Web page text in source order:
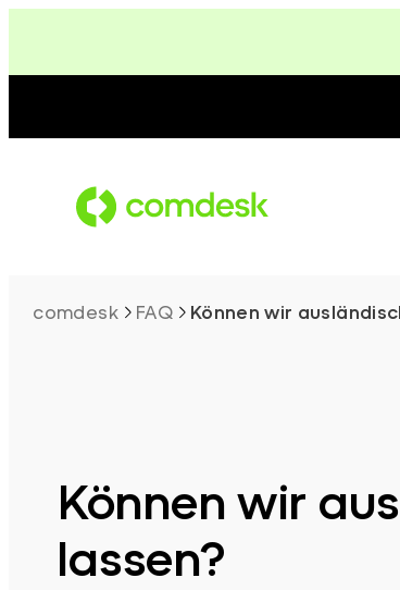
springen
comdesk FAQ Können wir
Können wir
lassen?